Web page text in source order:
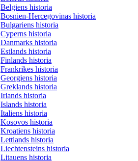
Belgiens historia
Bosnien-Hercegovinas historia
Bulgariens historia
Cyperns historia
Danmarks historia
Estlands historia
Finlands historia
Frankrikes historia
Georgiens historia
Greklands historia
Irlands historia
Islands historia
Italiens historia
Kosovos historia
Kroatiens historia
Lettlands historia
Liechtensteins historia
Litauens historia